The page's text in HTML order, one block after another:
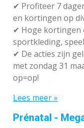
✔ Profiteer 7
en kortingen op
✔ Hoge kortingen
sportkleding,
✔ De acties zijn
met zondag 31
op=op!
Lees meer »
Prénatal -